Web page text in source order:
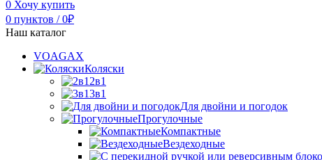
0 Хочу купить
0 пунктов / 0₽
Наш каталог
VOAGAX
Коляски
2в1
3в1
Для двойни и погодок
Прогулочные
Компактные
Вездеходные